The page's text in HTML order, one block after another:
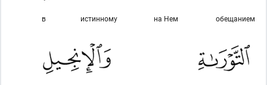
обещанием
на Нем
истинному
в